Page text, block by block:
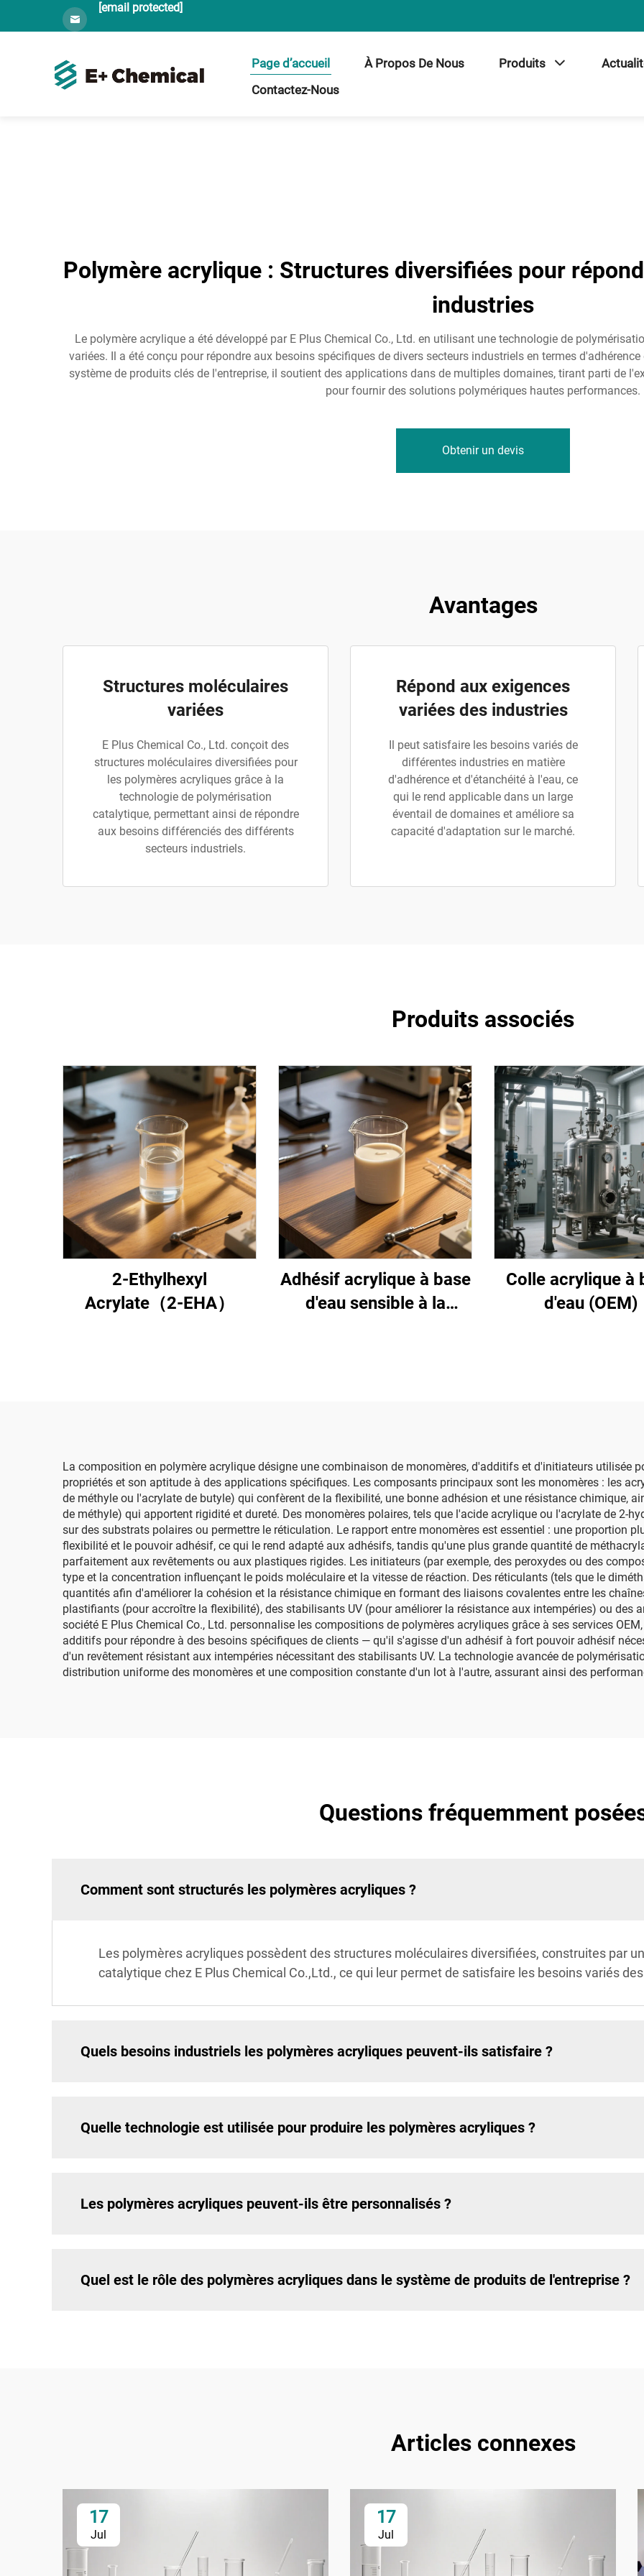
[email protected]
Page d’accueil À Propos De Nous Produits
Contactez-Nous
Polymère acrylique : Structures diversifiées pour
industries
Le polymère acrylique a été développé par E Plus Chemical Co., Ltd. en utilisant une technologie de
variées. Il a été conçu pour répondre aux besoins spécifiques de divers secteurs industriels en termes
système de produits clés de l'entreprise, il soutient des applications dans de multiples domaines, tirant parti de
pour fournir des solutions polymériques hautes performances.
Obtenir un devis
Avantages
Structures moléculaires
variées
E Plus Chemical Co., Ltd. conçoit des
structures moléculaires diversifiées pour
les polymères acryliques grâce à la
technologie de polymérisation
catalytique, permettant ainsi de répondre
aux besoins différenciés des différents
secteurs industriels.
Répond aux exigences
variées des industries
Il peut satisfaire les besoins variés de
différentes industries en matière
d'adhérence et d'étanchéité à l'eau, ce
qui le rend applicable dans un large
éventail de domaines et améliore sa
capacité d'adaptation sur le marché.
Produits associés
2-Ethylhexyl
Acrylate（2-EHA）
Adhésif acrylique à base
d'eau sensible à la
Colle acrylique à
d'eau (OEM)
La composition en polymère acrylique désigne une combinaison de monomères, d'additifs et d'initiateurs utilisée
propriétés et son aptitude à des applications spécifiques. Les composants principaux sont les monomères : les
de méthyle ou l'acrylate de butyle) qui confèrent de la flexibilité, une bonne adhésion et une résistance chimique,
de méthyle) qui apportent rigidité et dureté. Des monomères polaires, tels que l'acide acrylique ou l'acrylate de 2-
sur des substrats polaires ou permettre le réticulation. Le rapport entre monomères est essentiel : une proportion
flexibilité et le pouvoir adhésif, ce qui le rend adapté aux adhésifs, tandis qu'une plus grande quantité de
parfaitement aux revêtements ou aux plastiques rigides. Les initiateurs (par exemple, des peroxydes ou des
type et la concentration influençant le poids moléculaire et la vitesse de réaction. Des réticulants (tels que le
quantités afin d'améliorer la cohésion et la résistance chimique en formant des liaisons covalentes entre les
plastifiants (pour accroître la flexibilité), des stabilisants UV (pour améliorer la résistance aux intempéries) ou des
société E Plus Chemical Co., Ltd. personnalise les compositions de polymères acryliques grâce à ses services
additifs pour répondre à des besoins spécifiques de clients — qu'il s'agisse d'un adhésif à fort pouvoir adhésif
d'un revêtement résistant aux intempéries nécessitant des stabilisants UV. La technologie avancée de
distribution uniforme des monomères et une composition constante d'un lot à l'autre, assurant ainsi des
Questions fréquemment
Comment sont structurés les polymères acryliques ?
Les polymères acryliques possèdent des structures moléculaires diversifiées, construites par
catalytique chez E Plus Chemical Co.,Ltd., ce qui leur permet de satisfaire les besoins variés
Quels besoins industriels les polymères acryliques peuvent-ils satisfaire ?
Quelle technologie est utilisée pour produire les polymères acryliques ?
Les polymères acryliques peuvent-ils être personnalisés ?
Quel est le rôle des polymères acryliques dans le système de produits de l'entreprise ?
Articles connexes
17
Jul
17
Jul